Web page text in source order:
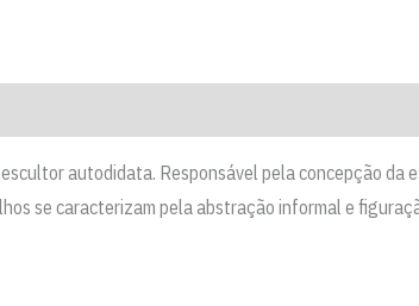
autodidata. Responsável pela concepção da
se caracterizam pela abstração informal e